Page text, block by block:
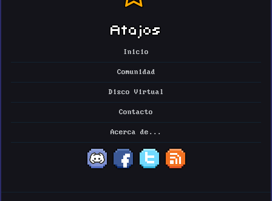
Atajos
Inicio
Comunidad
Disco Virtual
Contacto
Acerca de...